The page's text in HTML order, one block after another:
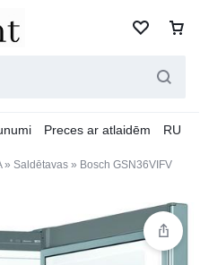
Preces ar atlaidēm RU
» Saldētavas » Bosch GSN36VIFV